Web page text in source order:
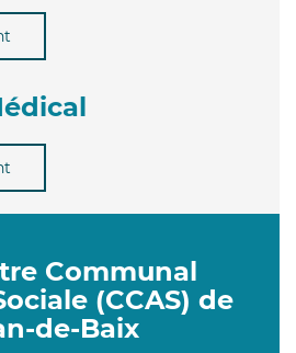
Communal
(CCAS) de
de-Baix